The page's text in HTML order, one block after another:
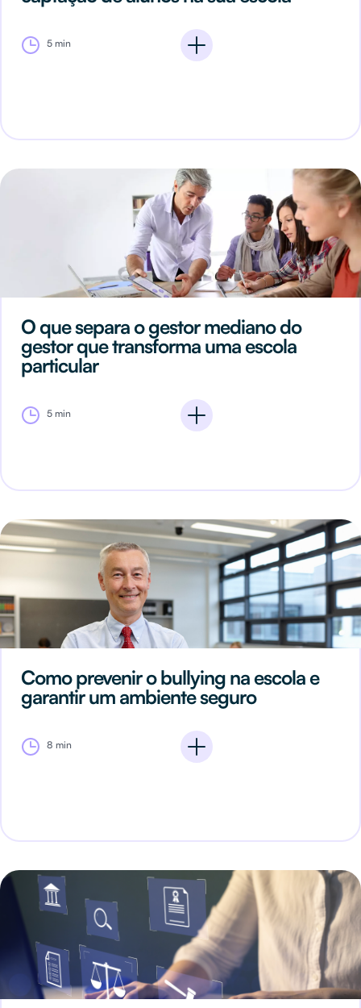
5 min
O que separa o gestor mediano do
gestor que transforma uma escola
particular
5 min
Como prevenir o bullying na escola e
garantir um ambiente seguro
8 min